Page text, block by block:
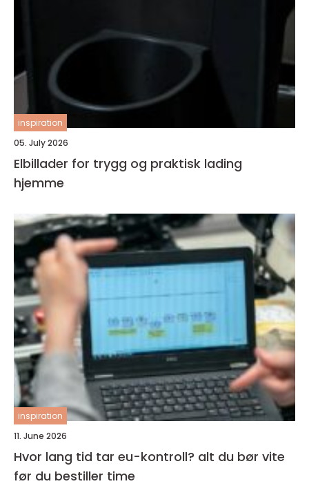
inspiration
05. July 2026
Elbillader for trygg og praktisk lading
hjemme
inspiration
11. June 2026
Hvor lang tid tar eu-kontroll? alt du bør vite
før du bestiller time